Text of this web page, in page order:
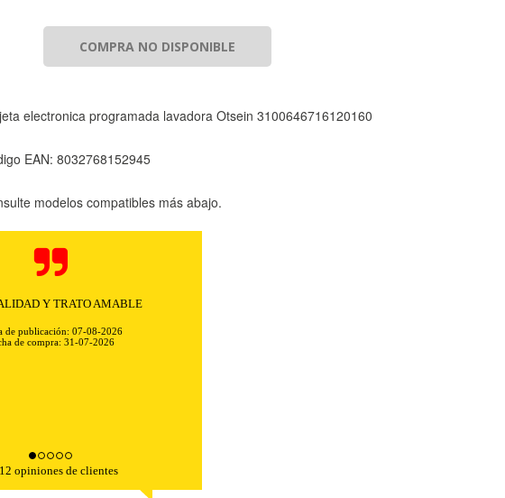
COMPRA NO DISPONIBLE
electronica programada lavadora Otsein 3100646716120160
EAN: 8032768152945
modelos compatibles más abajo.
Y TRATO AMABLE
de publicación: 07-08-2026
de compra: 31-07-2026
opiniones de clientes